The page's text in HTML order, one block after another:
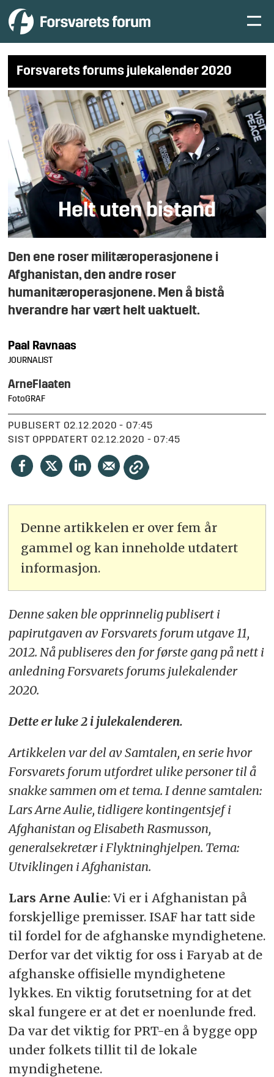
Forsvarets forums julekalender 2020
Helt uten bistand
Den ene roser militæroperasjonene i
Afghanistan, den andre roser
humanitæroperasjonene. Men å bistå
hverandre har vært helt uaktuelt.
Paal Ravnaas
JOURNALIST
ArneFlaaten
FotoGRAF
PUBLISERT
02.12.2020 - 07:45
SIST OPPDATERT
02.12.2020 - 07:45
Denne artikkelen er over fem år
gammel og kan inneholde utdatert
informasjon.
Denne saken ble opprinnelig publisert i
papirutgaven av Forsvarets forum utgave 11,
2012. Nå publiseres den for første gang på nett i
anledning Forsvarets forums julekalender
2020.
Dette er luke 2 i julekalenderen.
Artikkelen var del av Samtalen, en serie hvor
Forsvarets forum utfordret ulike personer til å
snakke sammen om et tema. I denne samtalen:
Lars Arne Aulie, tidligere kontingentsjef i
Afghanistan og Elisabeth Rasmusson,
generalsekretær i Flyktninghjelpen. Tema:
Utviklingen i Afghanistan.
Lars Arne Aulie: Vi er i Afghanistan på
forskjellige premisser. ISAF har tatt side
til fordel for de afghanske myndighetene.
Derfor var det viktig for oss i Faryab at de
afghanske offisielle myndighetene
lykkes. En viktig forutsetning for at det
skal fungere er at det er noenlunde fred.
Da var det viktig for PRT-en å bygge opp
under folkets tillit til de lokale
myndighetene.